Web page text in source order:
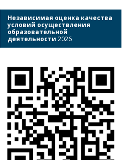
Независимая оценка качества
условий осуществления
образовательной
деятельности 2026